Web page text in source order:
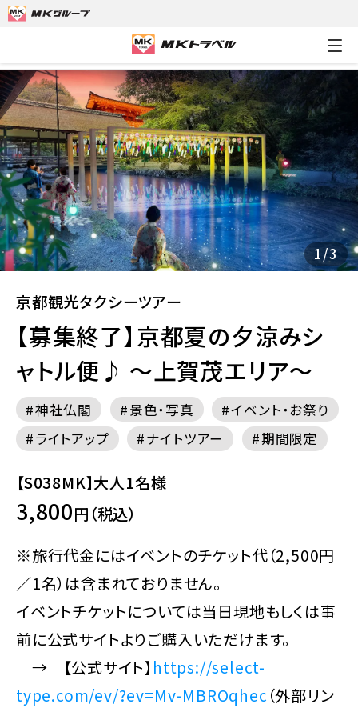
京都観光タクシーツアー 【募集終了】京都
1/3
京都観光タクシーツアー
【募集終了】京都夏の夕涼みシ
ャトル便♪ ～上賀茂エリア～
神社仏閣 景色・写真
イベント・お祭り
ライトアップ
ナイトツアー 期間限定
【S038MK】大人1名様
3,800円（税込）
※旅行代金にはイベントのチケット代（2,500円
／1名）は含まれておりません。
イベントチケットについては当日現地もしくは事
前に公式サイトよりご購入いただけます。
→ 【公式サイト】 https://select-
type.com/ev/?ev=Mv-MBROqhec （外部リン